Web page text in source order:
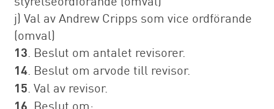
j) Val av Andrew Cripps som vice ordförande
(omval)
13 . Beslut om antalet revisorer.
14 . Beslut om arvode till revisor.
15 . Val av revisor.
16 . Beslut om: